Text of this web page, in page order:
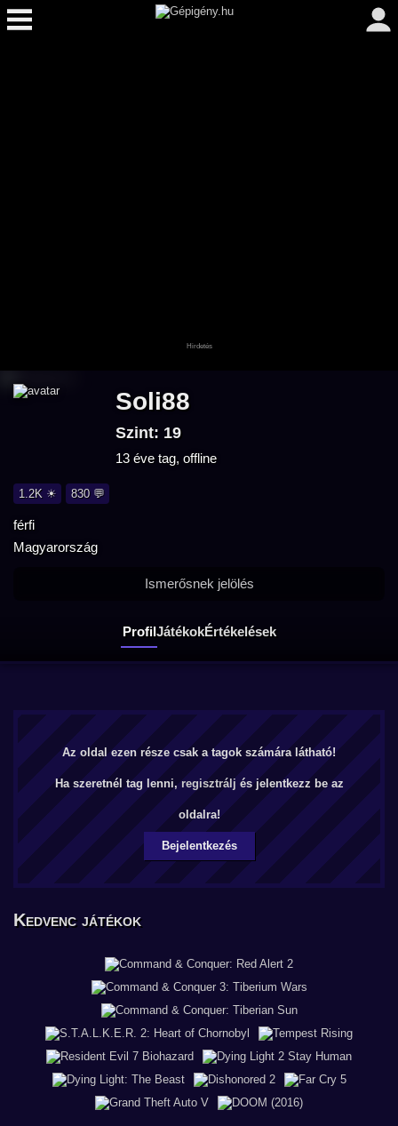
Soli88
Szint: 19
13 éve tag, offline
1.2K ☀ 830 💬
férfi
Magyarország
ProfilJátékokÉrtékelések
Ismerősnek jelölés
Az oldal ezen része csak a tagok számára látható!
Ha szeretnél tag lenni, regisztrálj és jelentkezz be az
oldalra!
Bejelentkezés
Kedvenc játékok